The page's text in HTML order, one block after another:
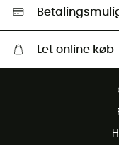
HardGreen Udvalg
Let online køb